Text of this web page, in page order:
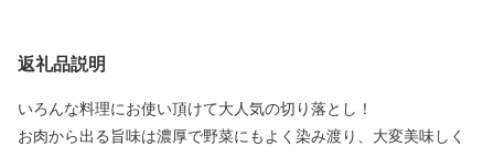
返礼品説明
いろんな料理にお使い頂けて大人気の切り落とし！
お肉から出る旨味は濃厚で野菜にもよく染み渡り、大変美味しく